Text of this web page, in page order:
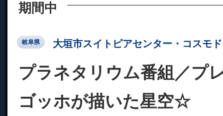
期間中
岐阜県 大垣市スイトピアセンター・コスモ
プラネタリウム番組／
ゴッホが描いた星空☆